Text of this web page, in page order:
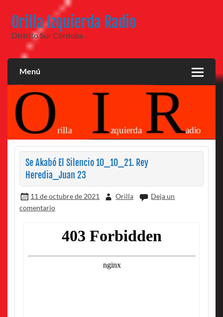
contenido
Orilla Izquierda Radio
Distrito Sur Córdoba
Menú
Se Akabó El Silencio 10_10_21. Rey
Heredia_Juan 23
11 de octubre de 2021 Orilla
Deja un
comentario